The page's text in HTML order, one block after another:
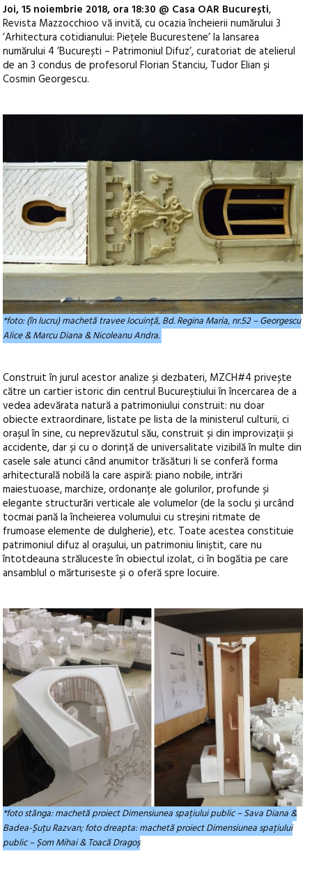
Joi, 15 noiembrie 2018, ora 18:30 @ Casa OAR București,
Revista Mazzocchioo vă invită, cu ocazia încheierii numărului 3
’Arhitectura cotidianului: Piețele Bucurestene’ la lansarea
numărului 4 ’București – Patrimoniul Difuz’, curatoriat de atelierul
de an 3 condus de profesorul Florian Stanciu, Tudor Elian și
Cosmin Georgescu.
*foto: (în lucru) machetă travee locuință, Bd. Regina Maria, nr.52 – Georgescu
Alice & Marcu Diana & Nicoleanu Andra.
Construit în jurul acestor analize și dezbateri, MZCH#4 privește
către un cartier istoric din centrul Bucureștiului în încercarea de a
vedea adevărata natură a patrimoniului construit: nu doar
obiecte extraordinare, listate pe lista de la ministerul culturii, ci
orașul în sine, cu neprevăzutul său, construit și din improvizații și
accidente, dar și cu o dorință de universalitate vizibilă în multe din
casele sale atunci când anumitor trăsături li se conferă forma
arhitecturală nobilă la care aspiră: piano nobile, intrări
maiestuoase, marchize, ordonanțe ale golurilor, profunde și
elegante structurări verticale ale volumelor (de la soclu și urcând
tocmai pană la încheierea volumului cu streșini ritmate de
frumoase elemente de dulgherie), etc. Toate acestea constituie
patrimoniul difuz al orașului, un patrimoniu liniștit, care nu
întotdeauna străluceste în obiectul izolat, ci în bogătia pe care
ansamblul o mărturiseste și o oferă spre locuire.
*foto stânga: machetă proiect Dimensiunea spațiului public – Sava Diana &
Badea-Șuțu Razvan; foto dreapta: machetă proiect Dimensiunea spațiului
public – Șom Mihai & Toacă Dragoș